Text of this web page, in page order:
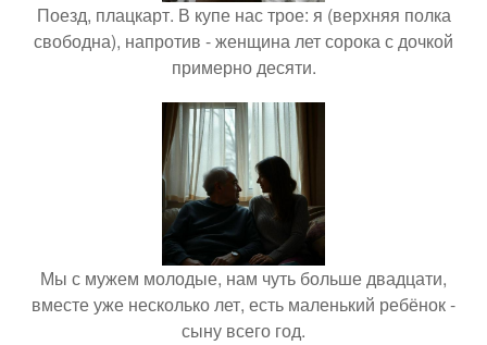
Поезд, плацкарт. В купе нас трое: я (верхняя полка
свободна), напротив - женщина лет сорока с дочкой
примерно десяти.
Мы с мужем молодые, нам чуть больше двадцати,
вместе уже несколько лет, есть маленький ребёнок -
сыну всего год.